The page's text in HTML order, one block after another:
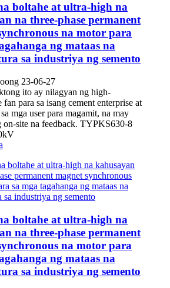
boltahe at ultra-high na
na three-phase permanent
na motor para
ng mataas na
sa industriya ng semento
23-06-27
ito ay nilagyan ng high-
fan para sa isang cement enterprise at
mga user para magamit, na may
on-site na feedback. TYPKS630-8
boltahe at ultra-high na
na three-phase permanent
na motor para
ng mataas na
sa industriya ng semento